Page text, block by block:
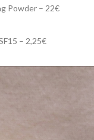
Powder – 22€
– 2,25€